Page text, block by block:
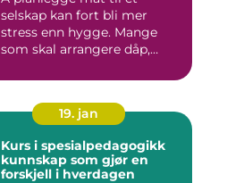
selskap kan fort bli mer
stress enn hygge. Mange
som skal arrangere dåp,
19. jan
Kurs i spesialpedagogikk
kunnskap som gjør en
forskjell i hverdagen